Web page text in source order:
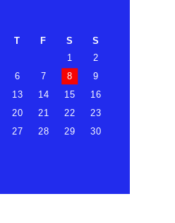
T F S
S
1
2
6 7 8
9
13 14 15
16
20 21 22
23
27 28 29
30